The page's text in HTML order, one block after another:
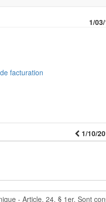
1/
facturation
1/10/